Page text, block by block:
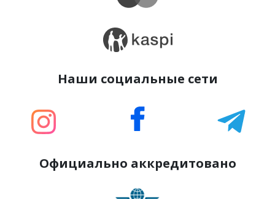
Наши социальные сети
Официально аккредитовано